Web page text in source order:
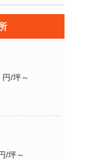
円/坪～
/坪～